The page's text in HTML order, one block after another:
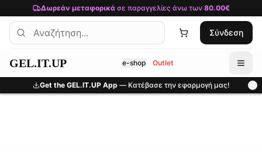
Μετάβαση στο κύριο περιεχόμενο
Δωρεάν μεταφορικάσε παραγγελίες άνω των 80.00€
Σύνδεση
GEL.IT.UP e-shop Outlet
Get the GEL.IT.UP App — Κατέβασε την εφαρμογή μας!